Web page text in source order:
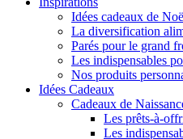
Idées cadeaux de
La diversification
Parés pour le grand
Les indispensables
Nos produits
Idées Cadeaux
Cadeaux de
Les prêts-à-
Les